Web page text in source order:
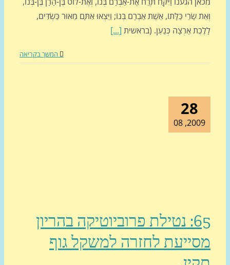
שָׂרַי כַּלָּתוֹ, אֵשֶׁת אַבְרָם בְּנוֹ; וַיֵּצְאוּ אִתָּם מֵאוּר כַּשְׂדִּים,
אַרְצָה כְּנַעַן. (בראשית[...]
המשך בקריאה
65: נטילת פרוביוטיקה בהריון
לחזרה למשקל גוף